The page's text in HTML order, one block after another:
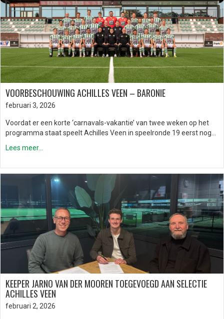
VOORBESCHOUWING ACHILLES VEEN – BARONIE
februari 3, 2026
Voordat er een korte ‘carnavals-vakantie’ van twee weken op het
programma staat speelt Achilles Veen in speelronde 19 eerst nog…
Lees meer...
KEEPER JARNO VAN DER MOOREN TOEGEVOEGD AAN SELECTIE
ACHILLES VEEN
februari 2, 2026